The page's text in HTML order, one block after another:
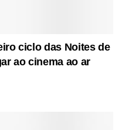
ciclo das Noites de
ao cinema ao ar